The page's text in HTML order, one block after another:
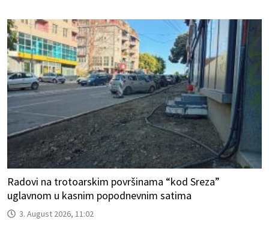
Radovi na trotoarskim površinama “kod Sreza”
uglavnom u kasnim popodnevnim satima
3. August 2026, 11:02